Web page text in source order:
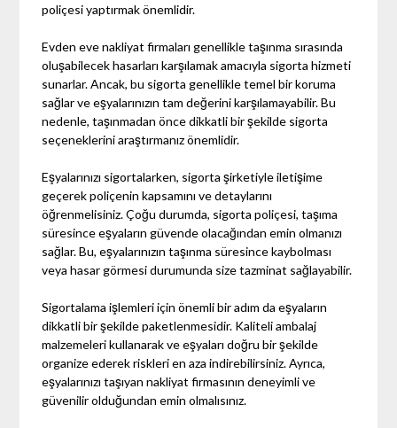
poliçesi yaptırmak önemlidir.
Evden eve nakliyat firmaları genellikle taşınma sırasında
oluşabilecek hasarları karşılamak amacıyla sigorta hizmeti
sunarlar. Ancak, bu sigorta genellikle temel bir koruma
sağlar ve eşyalarınızın tam değerini karşılamayabilir. Bu
nedenle, taşınmadan önce dikkatli bir şekilde sigorta
seçeneklerini araştırmanız önemlidir.
Eşyalarınızı sigortalarken, sigorta şirketiyle iletişime
geçerek poliçenin kapsamını ve detaylarını
öğrenmelisiniz. Çoğu durumda, sigorta poliçesi, taşıma
süresince eşyaların güvende olacağından emin olmanızı
sağlar. Bu, eşyalarınızın taşınma süresince kaybolması
veya hasar görmesi durumunda size tazminat sağlayabilir.
Sigortalama işlemleri için önemli bir adım da eşyaların
dikkatli bir şekilde paketlenmesidir. Kaliteli ambalaj
malzemeleri kullanarak ve eşyaları doğru bir şekilde
organize ederek riskleri en aza indirebilirsiniz. Ayrıca,
eşyalarınızı taşıyan nakliyat firmasının deneyimli ve
güvenilir olduğundan emin olmalısınız.